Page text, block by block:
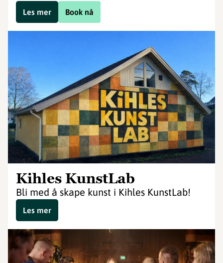
Book nå
Les mer
Kihles KunstLab
Bli med å skape kunst i Kihles KunstLab!
Les mer